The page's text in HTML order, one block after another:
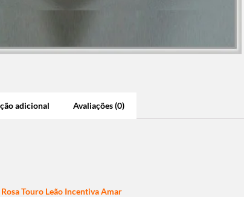
adicional Avaliações (0)
Touro Leão Incentiva Amar